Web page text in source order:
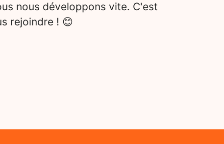
nous développons vite. C'est
rejoindre ! 😊